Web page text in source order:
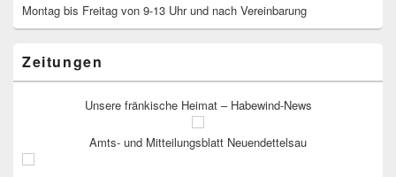
Montag bis Freitag von 9-13 Uhr und nach Vereinbarung
Zeitungen
Unsere fränkische Heimat – Habewind-News
Amts- und Mitteilungsblatt Neuendettelsau